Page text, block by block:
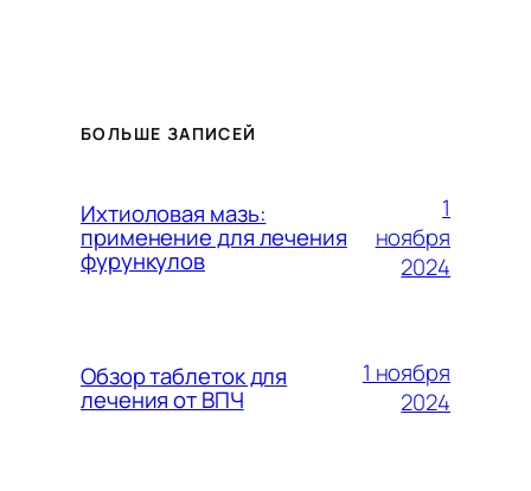
БОЛЬШЕ ЗАПИСЕЙ
Ихтиоловая мазь:
применение для лечения
фурункулов
1
ноября
2024
Обзор таблеток для
лечения от ВПЧ
1 ноября
2024